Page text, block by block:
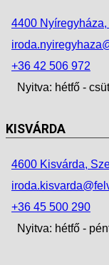
4400
+36 42 506 972
Nyitva: hétfő -
KISVÁRDA
4600 Kisvárda,
+36 45 500 290
Nyitva: hétfő -